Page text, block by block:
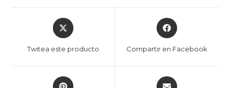
Twitea este producto Compartir en Facebook